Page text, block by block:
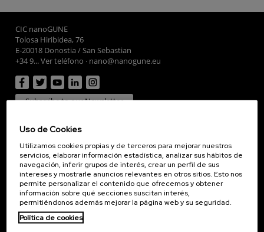
CIC nanoGUNE
Tolosa Hiribidea, 76
E-20018 Donostia / San Sebastian
+34 9... Ver teléfono · nano@nanogune.eu
Subscribe to our Newsletter
Investigación
Transferencia
Formación
Sociedad
nanoPeople
Servicios externos
Publicaciones
Uso de Cookies
Utilizamos cookies propias y de terceros para mejorar nuestros
servicios, elaborar información estadística, analizar sus hábitos de
navegación, inferir grupos de interés, crear un perfil de sus
intereses y mostrarle anuncios relevantes en otros sitios. Esto nos
permite personalizar el contenido que ofrecemos y obtener
información sobre qué secciones suscitan interés,
permitiéndonos además mejorar la página web y su seguridad.
Política de cookies